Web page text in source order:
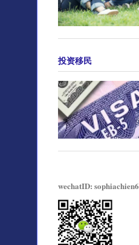
投资移民
wechatID: sophiachien6